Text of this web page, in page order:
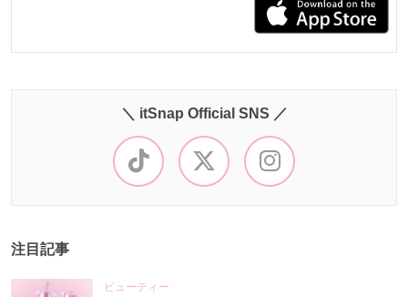
＼ itSnap Official SNS ／
注目記事
ビューティー